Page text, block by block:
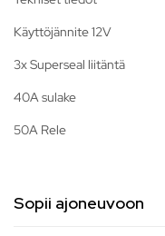
Käyttöjännite 12V
3x Superseal liitäntä
40A sulake
50A Rele
Sopii ajoneuvoon